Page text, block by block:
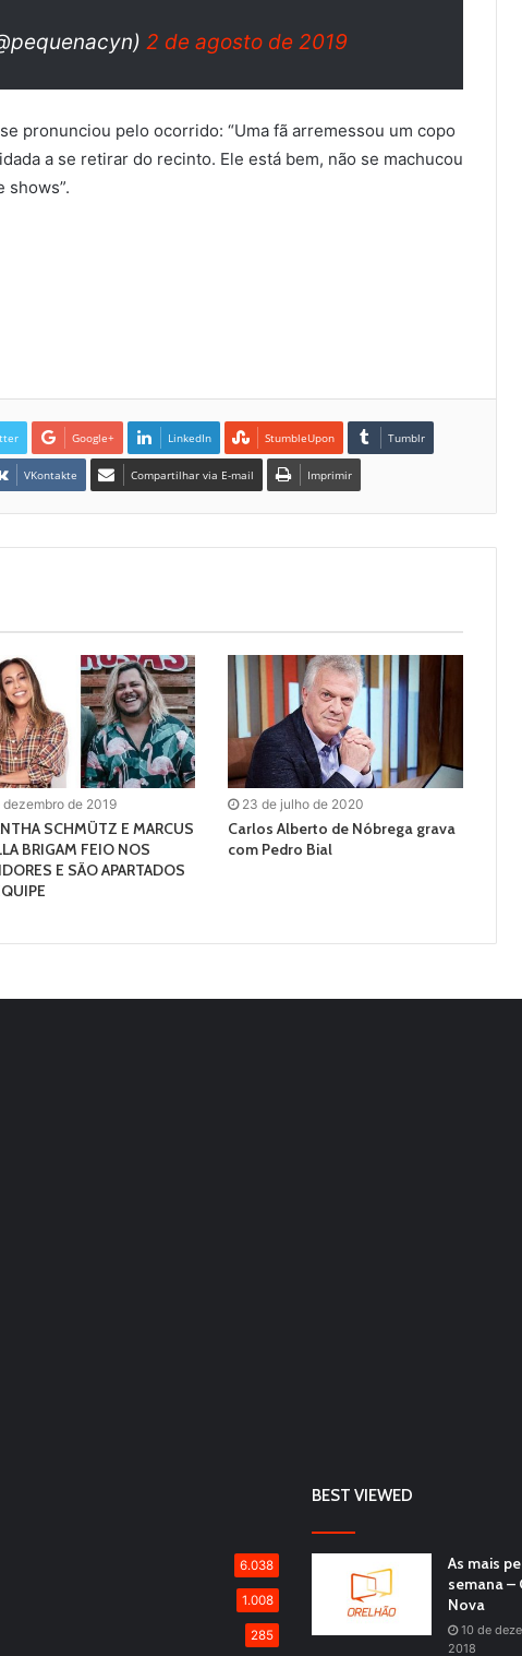
2 de agosto de 2019
pronunciou pelo ocorrido: “Uma fã arremessou um copo
a se retirar do recinto. Ele está bem, não se machucou
shows”.
Google+ LinkedIn StumbleUpon Tumblr
VKontakte Compartilhar via E-mail Imprimir
dezembro de 2019
SCHMÜTZ E MARCUS
BRIGAM FEIO NOS
E SÃO APARTADOS
23 de julho de 2020
Carlos Alberto de Nóbrega grava
com Pedro Bial
6.038
1.008
285
BEST VIEWED
As mais
semana –
Nova
10 de
2018